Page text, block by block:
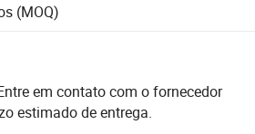
(MOQ)
em contato com o fornecedor
estimado de entrega.